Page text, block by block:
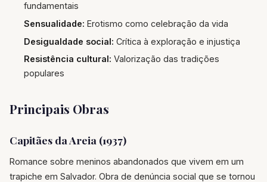
fundamentais
Sensualidade: Erotismo como celebração da vida
Desigualdade social: Crítica à exploração e injustiça
Resistência cultural: Valorização das tradições
populares
Principais Obras
Capitães da Areia (1937)
Romance sobre meninos abandonados que vivem em um
trapiche em Salvador. Obra de denúncia social que se tornou